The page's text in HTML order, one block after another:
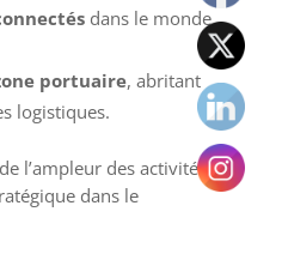
dans le monde
portuaire, abritant
logistiques.
l’ampleur des activités
dans le